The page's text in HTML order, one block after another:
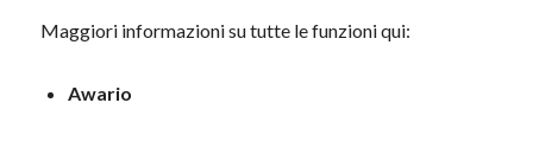
Maggiori informazioni su tutte le funzioni qui:
Awario